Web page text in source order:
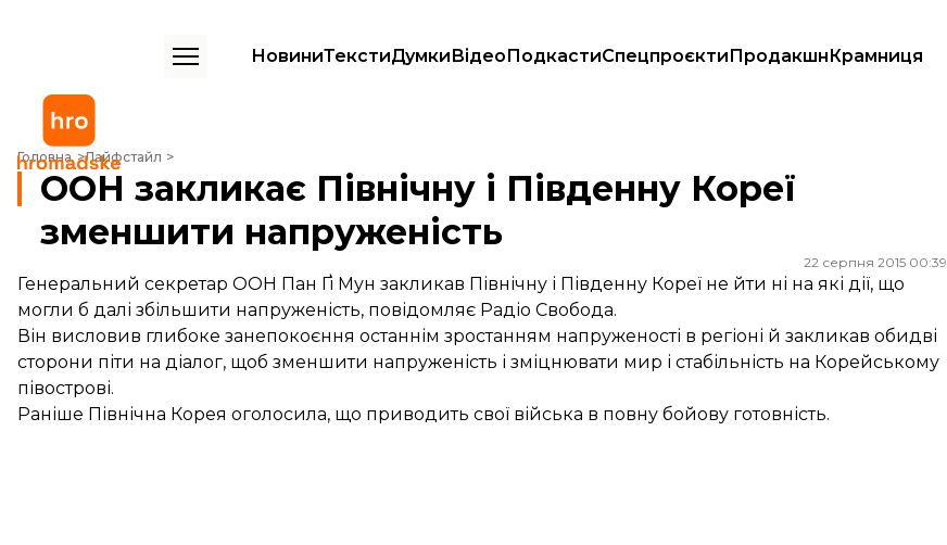
НовиниТекстиДумкиВідеоПодкастиСпецпроєктиПродакшнКрамниця
Головна Лайфстайл
ООН закликає Північну і Південну Кореї зменшити напруженість
ООН закликає Північну і Південну Кореї
зменшити напруженість
22 серпня 2015 00:39
Генеральний секретар ООН Пан Ґі Мун закликав Північну і Південну Кореї не йти ні на які дії, що
могли б далі збільшити напруженість, повідомляє Радіо Свобода.
Він висловив глибоке занепокоєння останнім зростанням напруженості в регіоні й закликав обидві
сторони піти на діалог, щоб зменшити напруженість і зміцнювати мир і стабільність на Корейському
півострові.
Раніше Північна Корея оголосила, що приводить свої війська в повну бойову готовність.